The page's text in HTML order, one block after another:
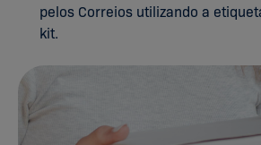
pelos Correios utilizando a
kit.